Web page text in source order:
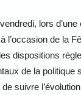
lors
de la
dispositions
de la politique
suivre